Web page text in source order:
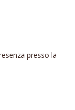
presso la